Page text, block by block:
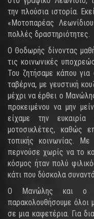
την πλούσια ιστορία.
«Μοτοπαρέας
πολλές δραστηριότητες.
Ο Θοδωρής δίνοντας
τις κοινωνικές
Του ζητήσαμε κάπου
ταβέρνα, με γευστική
μέχρι να έρθει ο
προκειμένου να μην
είχαμε την ευκαιρία
μοτοσικλέτες, καθώς
τοπικής κοινωνίας.
περνούσε χωρίς να το
κόσμος ήταν πολύ
κάτι που δύσκολα
Ο Μανώλης και ο
παρακολουθήσουμε όλοι
σε μια καφετέρια. Για